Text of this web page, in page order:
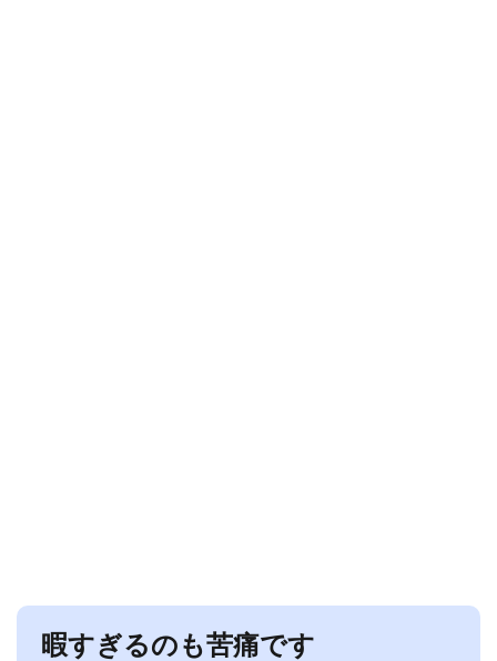
暇すぎるのも苦痛です